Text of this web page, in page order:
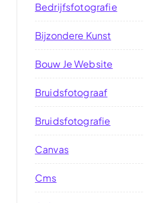
Bedrijfsfotografie
Bijzondere Kunst
Bouw Je Website
Bruidsfotograaf
Bruidsfotografie
Canvas
Cms